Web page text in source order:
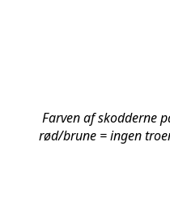
Farven af skodderne
rød/brune = ingen